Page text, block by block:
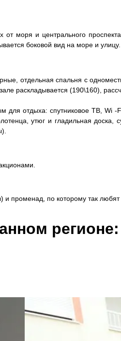
моря и центрального
боковой вид на море и
отдельная спальня с
раскладывается (190\160),
для отдыха: спутниковое ТВ, Wi
утюг и гладильная
променад, по которому так
регионе: